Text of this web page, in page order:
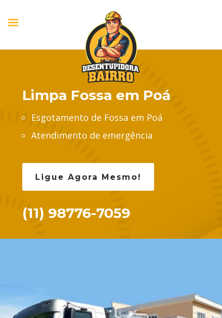
Limpa Fossa em Poá
Esgotamento de Fossa em Poá
Atendimento de emergência
Ligue Agora Mesmo!
(11) 98776-7059